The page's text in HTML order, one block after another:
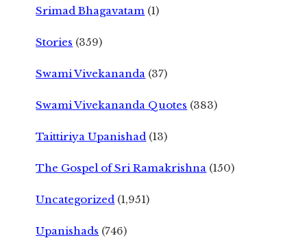
Srimad Bhagavatam (1)
Stories (359)
Swami Vivekananda (37)
Swami Vivekananda Quotes (383)
Taittiriya Upanishad (13)
The Gospel of Sri Ramakrishna (150)
Uncategorized (1,951)
Upanishads (746)